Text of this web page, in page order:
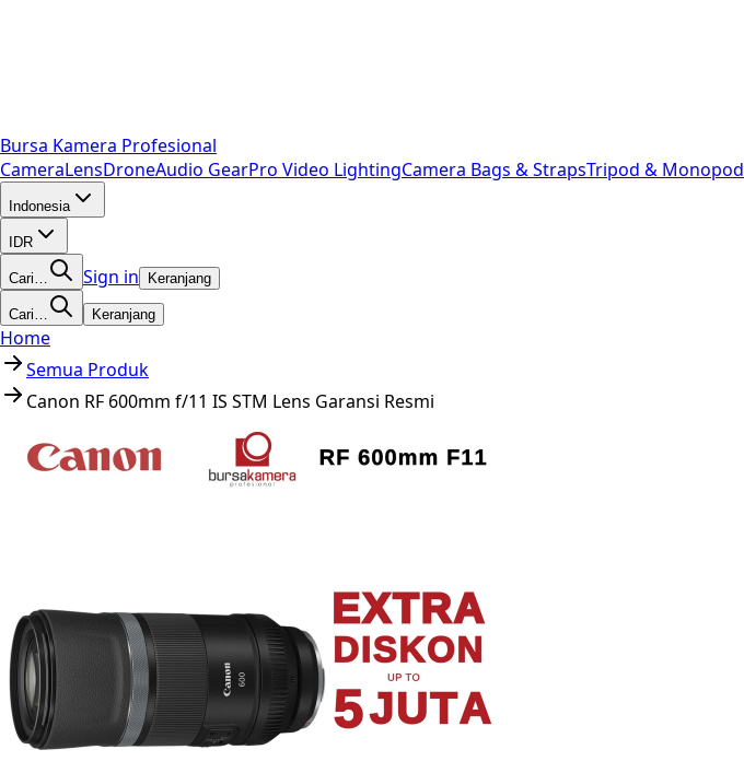
Bursa Kamera Profesional
CameraLensDroneAudio GearPro Video LightingCamera Bags & StrapsTripod & Monopod
Indonesia
IDR
Cari… Sign in Keranjang
Cari… Keranjang
Home
Semua Produk
Canon RF 600mm f/11 IS STM Lens Garansi Resmi